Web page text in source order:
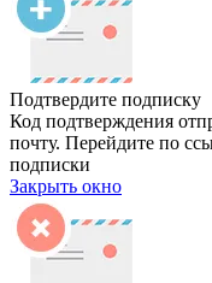
Подтвердите подписку
Код подтверждения
почту. Перейдите по
подписки
Закрыть окно